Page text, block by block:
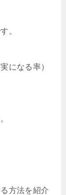
。
になる率）
方法を紹介